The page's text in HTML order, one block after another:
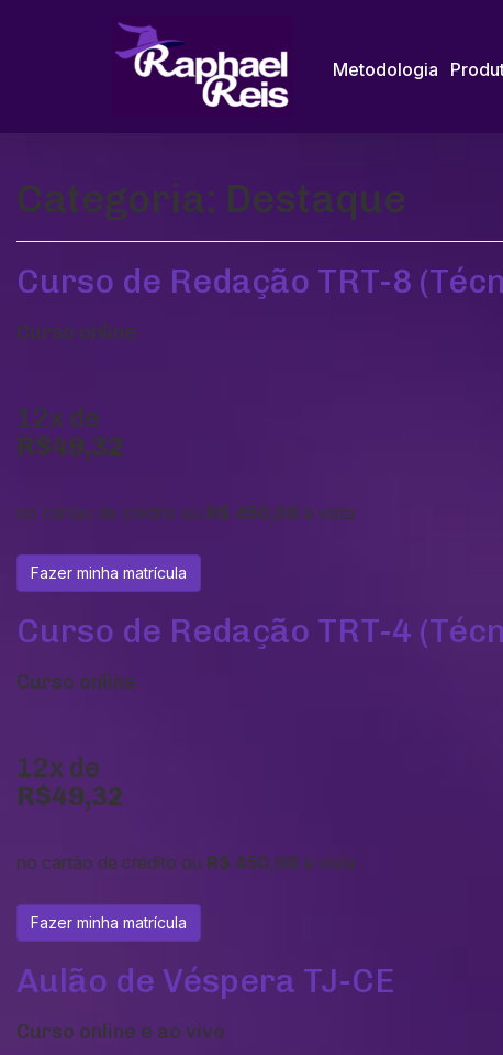
Metodologia
Categoria: Destaque
Curso de Redação TRT-8
Curso online
12x de
R$49,32
no cartão de crédito ou R$ 450,00 à vista
Fazer minha matrícula
Curso de Redação TRT-4
Curso online
12x de
R$49,32
no cartão de crédito ou R$ 450,00 à vista
Fazer minha matrícula
Aulão de Véspera TJ-CE
Curso online e ao vivo